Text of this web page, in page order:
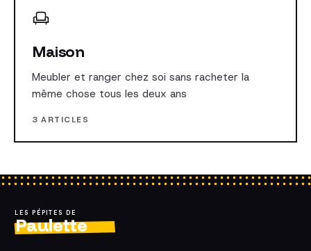
Maison
Meubler et ranger chez soi sans racheter la
même chose tous les deux ans
3 ARTICLES
LES PÉPITES DE
Paulette